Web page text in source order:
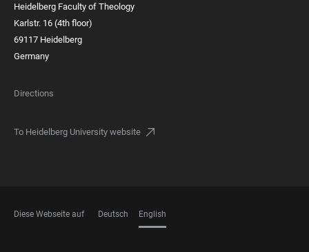
Heidelberg Faculty of Theology
Karlstr. 16 (4th floor)
69117 Heidelberg
Germany
Directions
To Heidelberg University website
Diese Webseite auf Deutsch English